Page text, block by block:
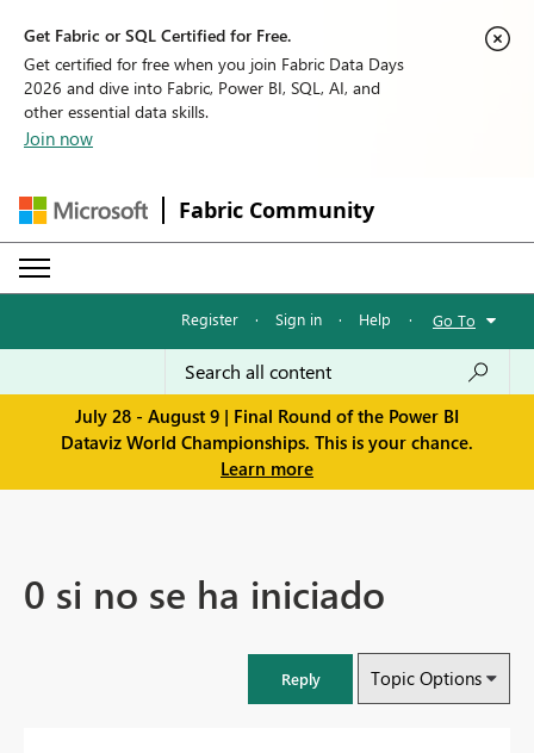
Get Fabric or SQL Certified for Free.
Get certified for free when you join Fabric Data Days
2026 and dive into Fabric, Power BI, SQL, AI, and
other essential data skills.
Join now
Fabric Community
Register · Sign in · Help · Go To
July 28 - August 9 | Final Round of the Power BI
Dataviz World Championships. This is your chance.
Learn more
0 si no se ha iniciado
Reply Topic Options